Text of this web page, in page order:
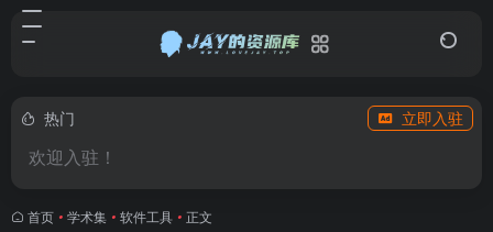
热门 立即入驻
欢迎入驻！
首页 • 学术集 • 软件工具 • 正文